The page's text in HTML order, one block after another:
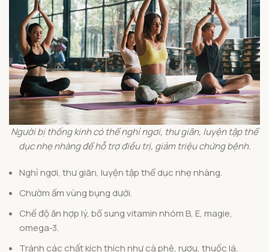
Người bị thống kinh có thể nghỉ ngơi, thư giãn, luyện tập thể
dục nhẹ nhàng để hỗ trợ điều trị, giảm triệu chứng bệnh.
Nghỉ ngơi, thư giãn, luyện tập thể dục nhẹ nhàng.
Chườm ấm vùng bụng dưới.
Chế độ ăn hợp lý, bổ sung vitamin nhóm B, E, magie,
omega-3.
Tránh các chất kích thích như cà phê, rượu, thuốc lá.